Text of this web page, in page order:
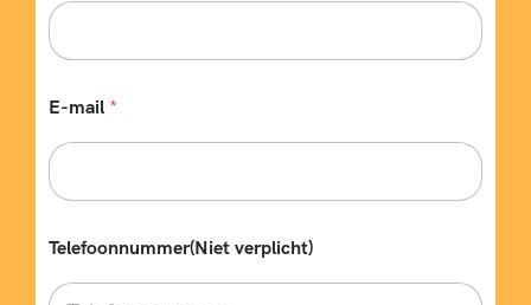
E-mail *
Telefoonnummer(Niet verplicht)